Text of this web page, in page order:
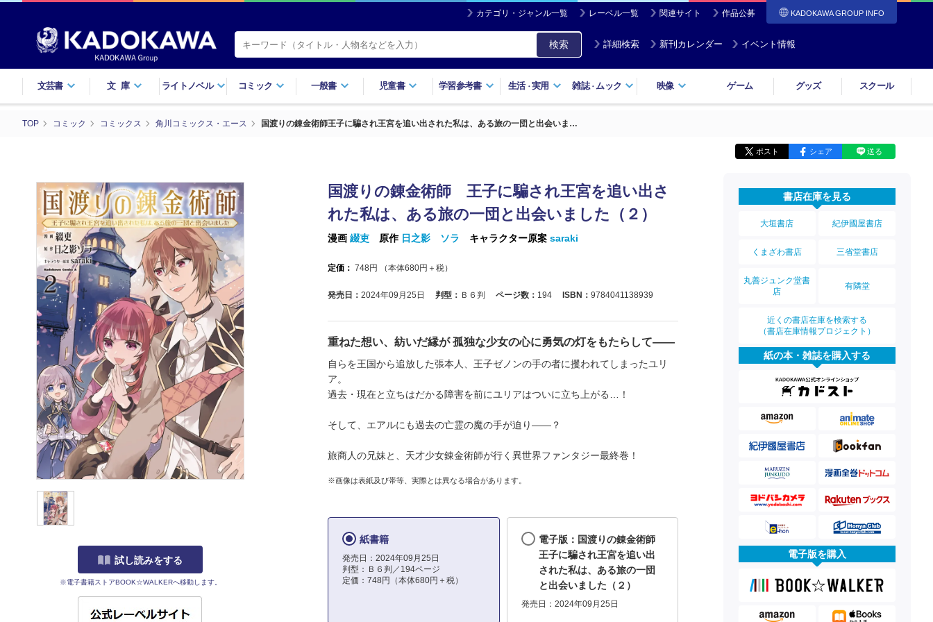
カテゴリ・ジャンル一覧 レーベル一覧 関連サイト 作品公募 KADOKAWA GROUP INFO
検索 詳細検索 新刊カレンダー イベント情報
文芸書 文庫 ライトノベル コミック 一般書 児童書 学習参考書 生活・実用 雑誌・ ムック 映像 ゲーム グッズ スクール
TOP コミック コミックス 角川コミックス・エース 国渡りの錬金術師王子に騙され王宮を追い出された私は、ある旅の一団と出会いま…
ポスト シェア 送る
試し読みをする
※電子書籍ストアBOOK☆WALKERへ移動します。
国渡りの錬金術師 王子に騙され王宮を追い出さ
れた私は、ある旅の一団と出会いました（２）
漫画 綴吏 原作 日之影 ソラ キャラクター原案 saraki
定価： 748円 （本体680円＋税）
発売日： 2024年09月25日 判型： Ｂ６判 ページ数： 194 ISBN： 9784041138939
重ねた想い、紡いだ縁が 孤独な少女の心に勇気の灯をもたらして――
自らを王国から追放した張本人、王子ゼノンの手の者に攫われてしまったユリ
ア。
過去・現在と立ちはだかる障害を前にユリアはついに立ち上がる…！
そして、エアルにも過去の亡霊の魔の手が迫り――？
旅商人の兄妹と、天才少女錬金術師が行く異世界ファンタジー最終巻！
※画像は表紙及び帯等、実際とは異なる場合があります。
紙書籍
発売日：2024年09月25日
判型：Ｂ６判／194ページ
定価：748円（本体680円＋税）
電子版：国渡りの錬金術師
王子に騙され王宮を追い出
された私は、ある旅の一団
と出会いました（２）
発売日：2024年09月25日
書店在庫を見る
大垣書店 紀伊國屋書店
くまざわ書店 三省堂書店
丸善ジュンク堂書
店
有隣堂
近くの書店在庫を検索する
（書店在庫情報プロジェクト）
紙の本・雑誌を購入する
電子版を購入